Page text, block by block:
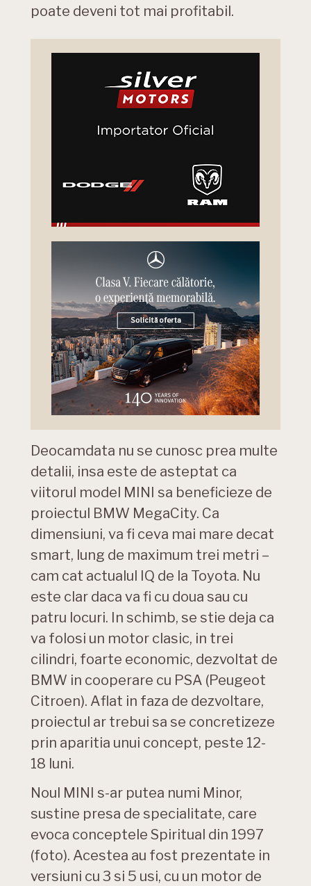
poate deveni tot mai profitabil.
Deocamdata nu se cunosc prea multe
detalii, insa este de asteptat ca
viitorul model MINI sa beneficieze de
proiectul BMW MegaCity. Ca
dimensiuni, va fi ceva mai mare decat
smart, lung de maximum trei metri –
cam cat actualul IQ de la Toyota. Nu
este clar daca va fi cu doua sau cu
patru locuri. In schimb, se stie deja ca
va folosi un motor clasic, in trei
cilindri, foarte economic, dezvoltat de
BMW in cooperare cu PSA (Peugeot
Citroen). Aflat in faza de dezvoltare,
proiectul ar trebui sa se concretizeze
prin aparitia unui concept, peste 12-
18 luni.
Noul MINI s-ar putea numi Minor,
sustine presa de specialitate, care
evoca conceptele Spiritual din 1997
(foto). Acestea au fost prezentate in
versiuni cu 3 si 5 usi, cu un motor de